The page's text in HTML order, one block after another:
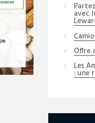
avec
Offre
Les
: une